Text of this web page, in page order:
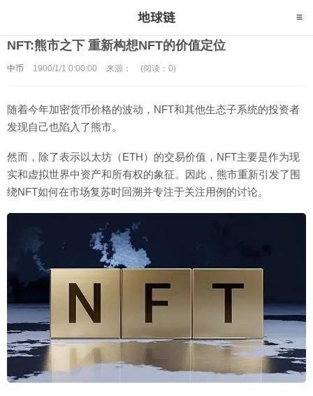
NFT:熊市之下 重新构想NFT的价值定位
中币 1900/1/1 0:00:00 来源： (阅读：0)
随着今年加密货币价格的波动，NFT和其他生态子系统的投资者
发现自己也陷入了熊市。
然而，除了表示以太坊（ETH）的交易价值，NFT主要是作为现
实和虚拟世界中资产和所有权的象征。因此，熊市重新引发了围
绕NFT如何在市场复苏时回溯并专注于关注用例的讨论。